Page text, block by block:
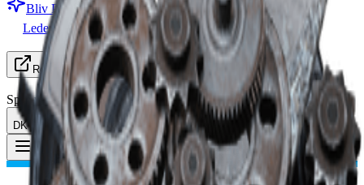
Bliv Premium
Leder efter Gruppe
Ressourcer
Sprog
DK Dansk
Toggle Menu Genstand:Vægter-affyringskerne